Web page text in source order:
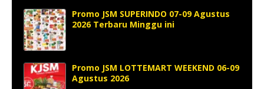
Promo JSM SUPERINDO 07-09 Agustus
2026 Terbaru Minggu ini
Promo JSM LOTTEMART WEEKEND 06-09
Agustus 2026